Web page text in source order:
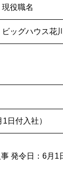
現役職名
ビッグハウス花
付入社）
発令日：6月1